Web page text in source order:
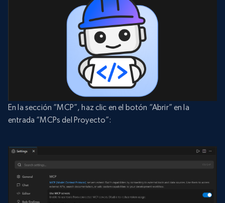
En la sección “MCP”, haz clic en el botón “Abrir” en la
entrada “MCPs del Proyecto”: